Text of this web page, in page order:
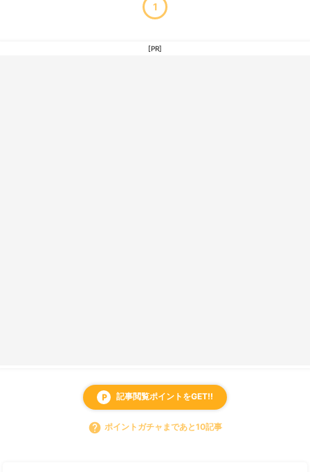
1
[PR]
local_parking 記事閲覧ポイントをGET!!
help ポイントガチャまであと10記事